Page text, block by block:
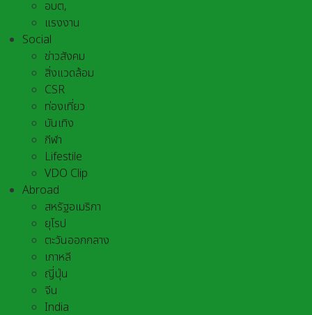
อบต,
แรงงาน
Social
ข่าวสังคม
สิ่งแวดล้อม
CSR
ท่องเที่ยว
บันเทิง
กีฬา
Lifestile
VDO Clip
Abroad
สหรัฐอเมริกา
ยุโรป
ตะวันออกกลาง
เกาหลี
ญี่ปุ่น
จีน
India